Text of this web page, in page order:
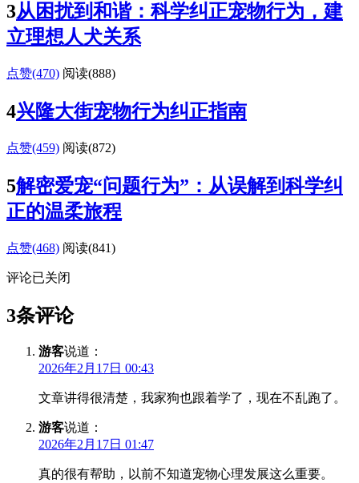
3从困扰到和谐：科学纠正宠物行为，建
立理想人犬关系
点赞(470) 阅读(888)
4兴隆大街宠物行为纠正指南
点赞(459) 阅读(872)
5解密爱宠“问题行为”：从误解到科学纠
正的温柔旅程
点赞(468) 阅读(841)
评论已关闭
3条评论
游客说道：
2026年2月17日 00:43
文章讲得很清楚，我家狗也跟着学了，现在不乱跑了。
游客说道：
2026年2月17日 01:47
真的很有帮助，以前不知道宠物心理发展这么重要。